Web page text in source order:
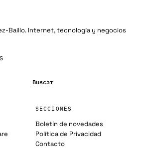
Baillo. Internet, tecnología y negocios
Buscar
SECCIONES
Boletín de novedades
Política de Privacidad
Contacto